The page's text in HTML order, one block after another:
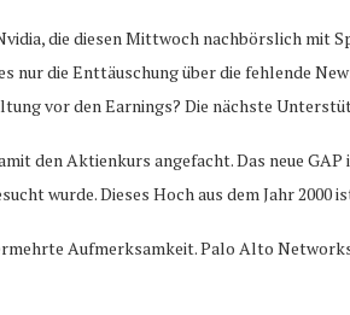
die diesen Mittwoch nachbörslich mit
nur die Enttäuschung über die fehlende
vor den Earnings? Die nächste
den Aktienkurs angefacht. Das neue
wurde. Dieses Hoch aus dem Jahr 2000
Aufmerksamkeit. Palo Alto